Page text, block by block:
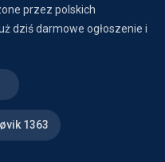
przez polskich
dziś darmowe ogłoszenie i
1363